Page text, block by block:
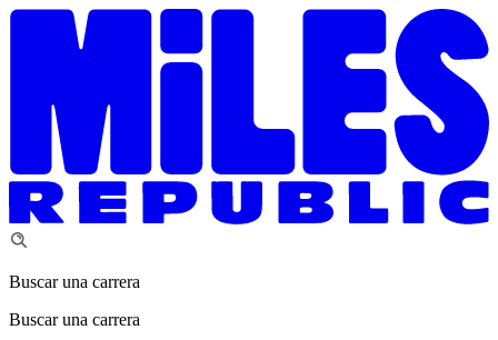
Buscar una carrera
Buscar una carrera